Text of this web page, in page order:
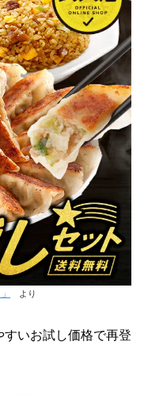
より
いお試し価格で再登